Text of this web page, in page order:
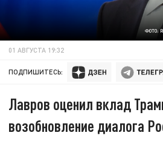
ФОТО:
01 АВГУСТА 19:32
ПОДПИШИТЕСЬ:
Лавров оценил вклад
возобновление диалога